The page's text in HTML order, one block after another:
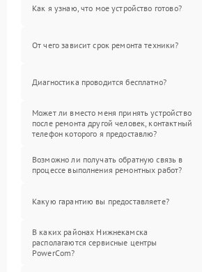
Как я узнаю, что мое устройство готово?
От чего зависит срок ремонта техники?
Диагностика проводится бесплатно?
Может ли вместо меня принять устройство
после ремонта другой человек, контактный
телефон которого я предоставлю?
Возможно ли получать обратную связь в
процессе выполнения ремонтных работ?
Какую гарантию вы предоставляете?
В каких районах Нижнекамска
располагаются сервисные центры
PowerCom?